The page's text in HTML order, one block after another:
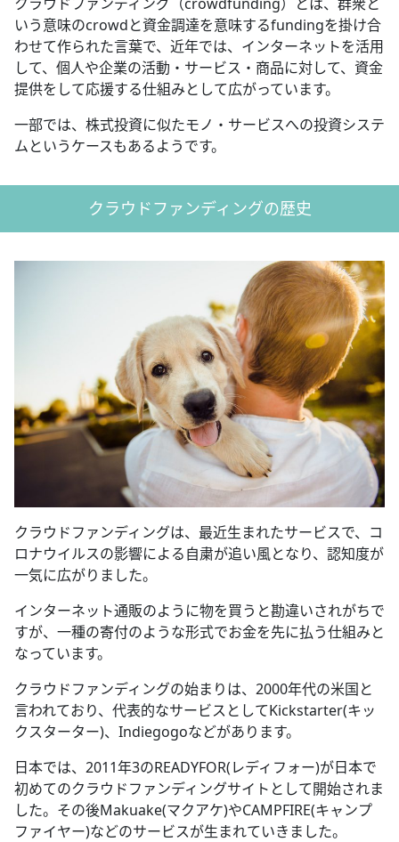
いう意味のcrowdと資金調達を意味するfundingを掛け合
わせて作られた言葉で、近年では、インターネットを活用
して、個人や企業の活動・サービス・商品に対して、資金
提供をして応援する仕組みとして広がっています。
一部では、株式投資に似たモノ・サービスへの投資システ
ムというケースもあるようです。
クラウドファンディングの歴史
クラウドファンディングは、最近生まれたサービスで、コ
ロナウイルスの影響による自粛が追い風となり、認知度が
一気に広がりました。
インターネット通販のように物を買うと勘違いされがちで
すが、一種の寄付のような形式でお金を先に払う仕組みと
なっています。
クラウドファンディングの始まりは、2000年代の米国と
言われており、代表的なサービスとしてKickstarter(キッ
クスターター)、Indiegogoなどがあります。
日本では、2011年3のREADYFOR(レディフォー)が日本で
初めてのクラウドファンディングサイトとして開始されま
した。その後Makuake(マクアケ)やCAMPFIRE(キャンプ
ファイヤー)などのサービスが生まれていきました。